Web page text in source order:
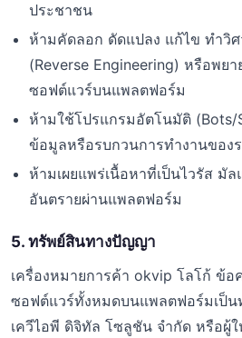
ประชาชน
ห้ามคัดลอก ดัดแปลง แก้ไข ทำวิ
(Reverse Engineering) หรือพย
ซอฟต์แวร์บนแพลตฟอร์ม
ห้ามใช้โปรแกรมอัตโนมัติ (Bots/
ข้อมูลหรือรบกวนการทำงานของ
ห้ามเผยแพร่เนื้อหาที่เป็นไวรัส มั
อันตรายผ่านแพลตฟอร์ม
5. ทรัพย์สินทางปัญญา
เครื่องหมายการค้า okvip โลโก้ ข้อ
ซอฟต์แวร์ทั้งหมดบนแพลตฟอร์มเป็
เควีไอพี ดิจิทัล โซลูชัน จำกัด หรือผู้